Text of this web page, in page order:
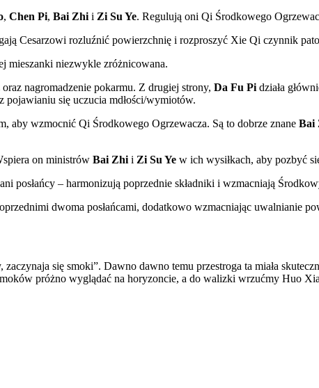
, Chen Pi, Bai Zhi i Zi Su Ye. Regulują oni Qi Środkowego
Cesarzowi rozluźnić powierzchnię i rozproszyć Xie Qi czynnik
mieszanki niezwykle zróżnicowana.
nagromadzenie pokarmu. Z drugiej strony, Da Fu Pi działa
pojawianiu się uczucia mdłości/wymiotów.
aby wzmocnić Qi Środkowego Ogrzewacza. Są to dobrze znane Bai
on ministrów Bai Zhi i Zi Su Ye w ich wysiłkach, aby pozbyć
posłańcy – harmonizują poprzednie składniki i wzmacniają
dwoma posłańcami, dodatkowo wzmacniając
zaczynaja się smoki”. Dawno dawno temu przestroga ta miała
próżno wyglądać na horyzoncie, a do walizki wrzućmy Huo